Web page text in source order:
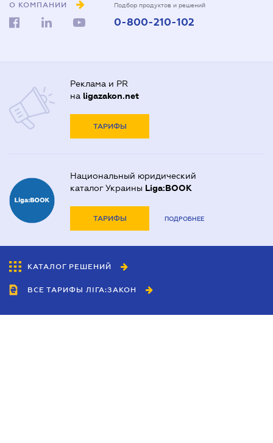
О КОМПАНИИ Подбор продуктов и решений
0-800-210-102
Реклама и PR
на ligazakon.net
ТАРИФЫ
Национальный юридический
каталог Украины Liga:BOOK
ТАРИФЫ ПОДРОБНЕЕ
КАТАЛОГ РЕШЕНИЙ
ВСЕ ТАРИФЫ ЛІГА:ЗАКОН